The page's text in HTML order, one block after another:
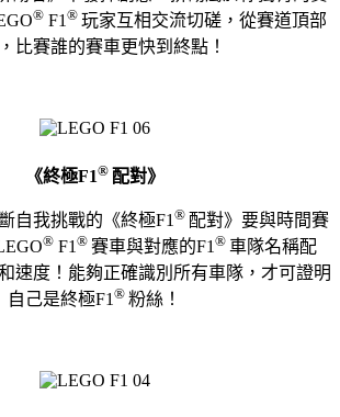
® F1 ® 玩家互相交流切磋，從賽道頂部
比賽誰的賽車更快到終點！​
《終極F1® 配對》
自我挑戰的《終極F1 ® 配對》要與時間賽
® F1 ® 賽車與對應的F1 ® 車隊名稱配
速度！能夠正確識別所有車隊，才可證明
自己是終極F1 ® 粉絲！